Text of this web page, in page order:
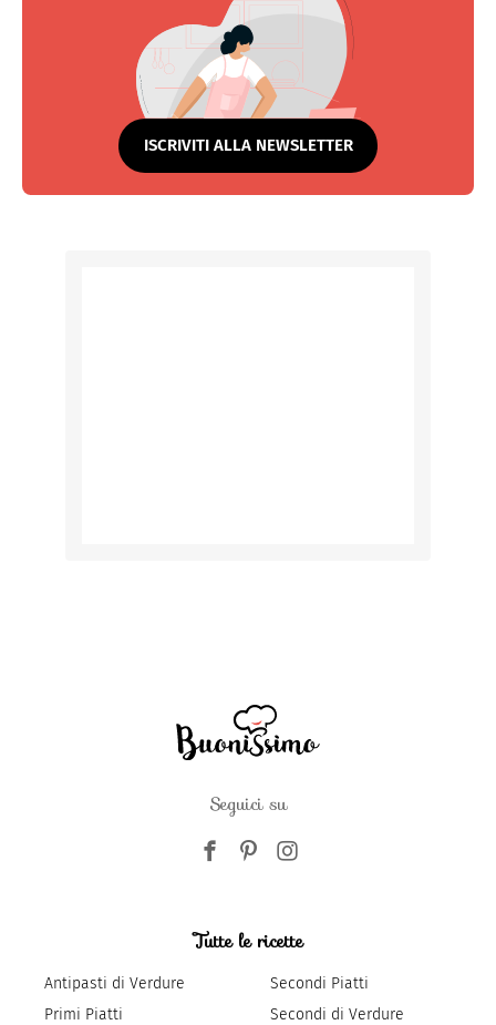
ISCRIVITI ALLA NEWSLETTER
Seguici su
Tutte le ricette
Antipasti di Verdure
Primi Piatti
Secondi Piatti
Secondi di Verdure